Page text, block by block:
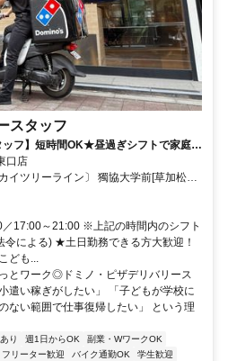
スタッフ
ッフ】短時間OK★昼過ぎシフトで家庭と
口店
イツリーライン〕 獨協大学前[草加松原]
〔スカイツリーライン〕 新田（埼玉
崎線〔スカイツリーライン〕 草加西
師線 獨協大学前 徒歩2分
17:00～21:00 ※上記の時間内のシフト
による) ★土日勤務できる方大歓迎！
ども...
とワーク◎ドミノ・ピザデリバリース
遣い稼ぎがしたい」 「子どもが学校に
ない範囲で仕事復帰したい」 という理
り 週1日からOK
副業・WワークOK
フリーター歓迎 バイク通勤OK
学生歓迎